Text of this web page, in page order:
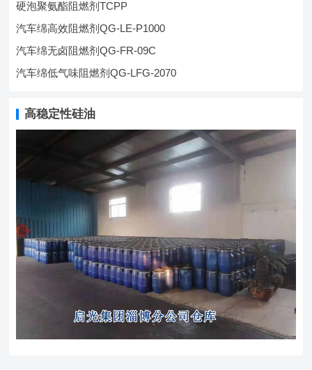
硬泡聚氨酯阻燃剂TCPP
汽车绵高效阻燃剂QG-LE-P1000
汽车绵无卤阻燃剂QG-FR-09C
汽车绵低气味阻燃剂QG-LFG-2070
高稳定性硅油